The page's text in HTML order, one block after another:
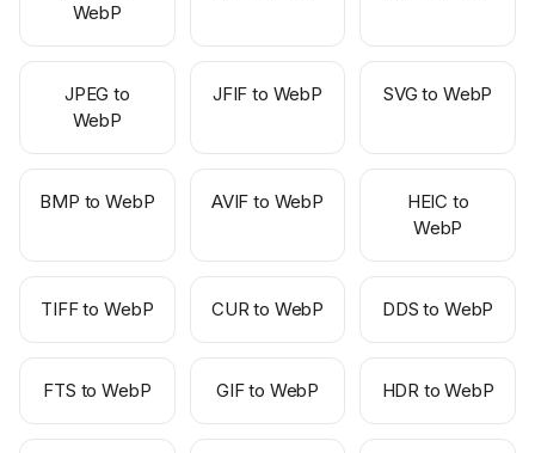
WebP
JPEG to
WebP
JFIF to WebP SVG to WebP
BMP to WebP AVIF to WebP
HEIC to
WebP
TIFF to WebP CUR to WebP DDS to WebP
FTS to WebP GIF to WebP HDR to WebP